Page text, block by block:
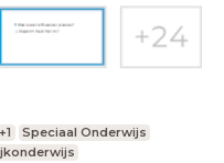
+1
Speciaal Onderwijs